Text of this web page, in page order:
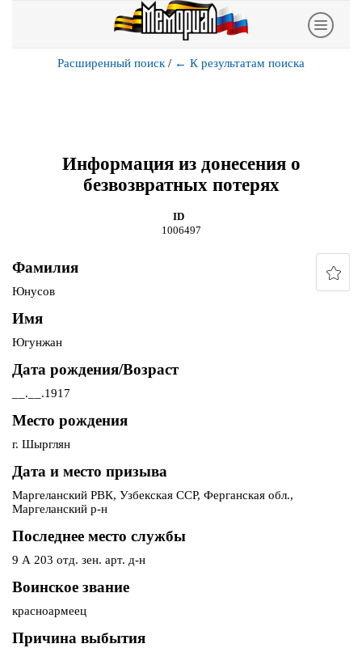
Расширенный поиск / ← К результатам поиска
Информация из донесения о
безвозвратных потерях
ID
1006497
Фамилия
Юнусов
Имя
Югунжан
Дата рождения/Возраст
__.__.1917
Место рождения
г. Шырглян
Дата и место призыва
Маргеланский РВК, Узбекская ССР, Ферганская обл.,
Маргеланский р-н
Последнее место службы
9 А 203 отд. зен. арт. д-н
Воинское звание
красноармеец
Причина выбытия